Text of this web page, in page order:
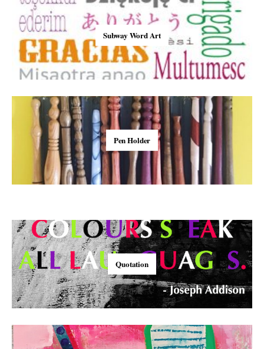
Subway Word Art
Pen Holder
Quotation